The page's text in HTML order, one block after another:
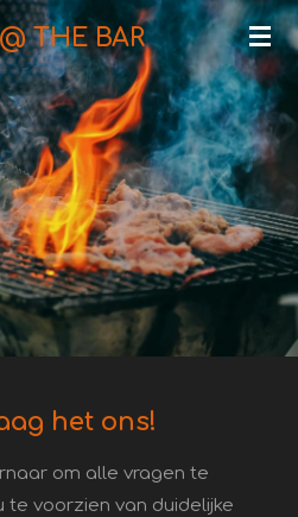
THE BAR
het ons!
om alle vragen te
te voorzien van duidelijke